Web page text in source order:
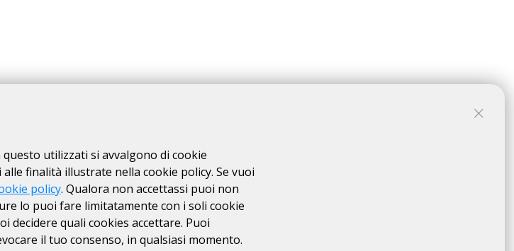
DEI NORMANNI STRADA24" avente Km di lunghezza, per l'acquisizione del relativo brevetto,
road-book e nella traccia GPS scaricabile dalla pagina web della manifestazione, da portarsi a
I partecipanti dovranno considerarsi in "escursione individuale" e quindi in regime di
nemmeno sanitaria da parte dell'Organizzazione. Il percorso non è presidiato.
segreti, hanno la sola funzione di verificare il rispetto del tracciato da parte dei partecipanti, al
comunicare immediatamente la circostanza all'Organizzazione, e dovrà provvedere
DEI NORMANNI STRADA24" non prevede che venga stilata nessuna classifica in ordine
l'omologazione del brevetto e dei finisher.
utilizzati si avvalgono di cookie
finalità illustrate nella cookie policy. Se vuoi
policy. Qualora non accettassi puoi non
lo puoi fare limitatamente con i soli cookie
decidere quali cookies accettare. Puoi
il tuo consenso, in qualsiasi momento.